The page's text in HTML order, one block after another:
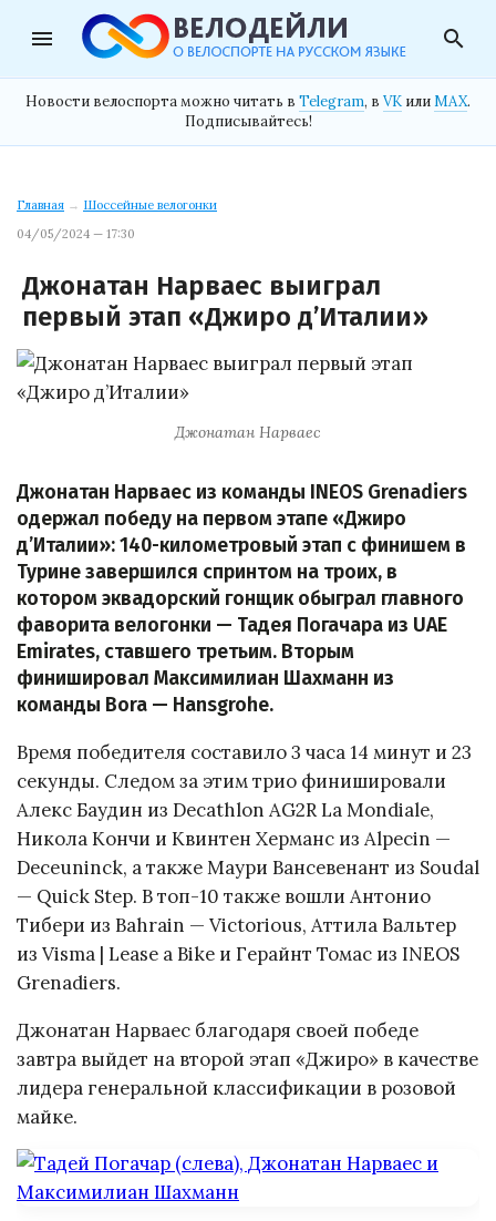
menu search
Новости велоспорта можно читать в Telegram, в VK илиMAX.
Подписывайтесь!
Главная → Шоссейные велогонки
04/05/2024 — 17:30
Джонатан Нарваес выиграл
первый этап «Джиро д’Италии»
Джонатан Нарваес
Джонатан Нарваес из команды INEOS Grenadiers
одержал победу на первом этапе «Джиро
д’Италии»: 140-километровый этап с финишем в
Турине завершился спринтом на троих, в
котором эквадорский гонщик обыграл главного
фаворита велогонки — Тадея Погачара из UAE
Emirates, ставшего третьим. Вторым
финишировал Максимилиан Шахманн из
команды Bora — Hansgrohe.
Время победителя составило 3 часа 14 минут и 23
секунды. Следом за этим трио финишировали
Алекс Баудин из Decathlon AG2R La Mondiale,
Никола Кончи и Квинтен Херманс из Alpecin —
Deceuninck, а также Маури Вансевенант из Soudal
— Quick Step. В топ-10 также вошли Антонио
Тибери из Bahrain — Victorious, Аттила Вальтер
из Visma | Lease a Bike и Герайнт Томас из INEOS
Grenadiers.
Джонатан Нарваес благодаря своей победе
завтра выйдет на второй этап «Джиро» в качестве
лидера генеральной классификации в розовой
майке.